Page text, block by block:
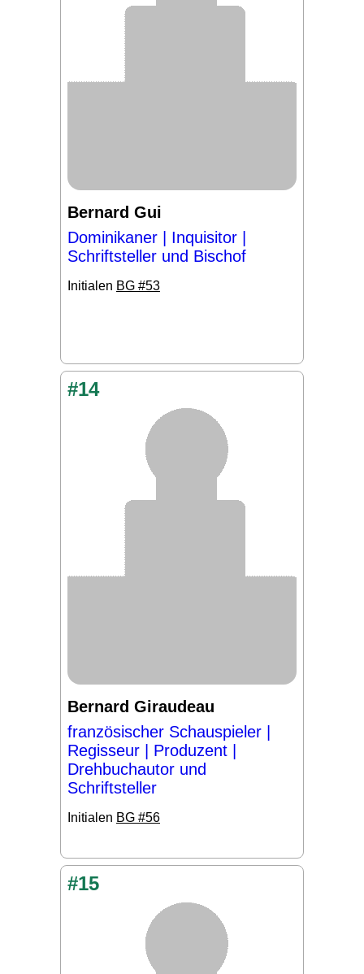
Bernard Gui
Dominikaner | Inquisitor |
Schriftsteller und Bischof
Initialen BG #53
#14
Bernard Giraudeau
französischer Schauspieler |
Regisseur | Produzent |
Drehbuchautor und
Schriftsteller
Initialen BG #56
#15